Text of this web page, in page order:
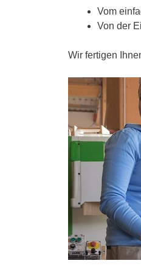
Vom
Von der
Wir fertigen